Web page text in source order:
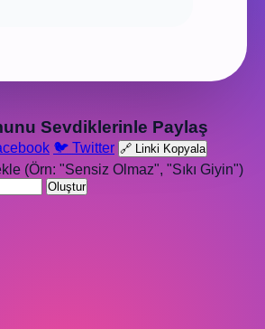
Sevdiklerinle Paylaş
🐦 Twitter 🔗 Linki Kopyala
(Örn: "Sensiz Olmaz", "Sıkı Giyin")
Oluştur